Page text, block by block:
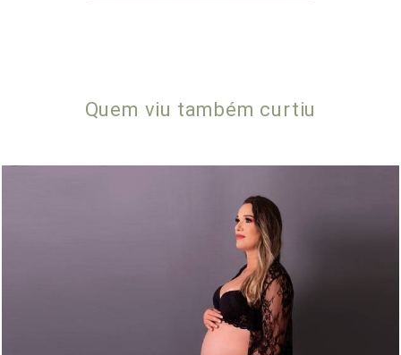
Quem viu também curtiu
1083 0